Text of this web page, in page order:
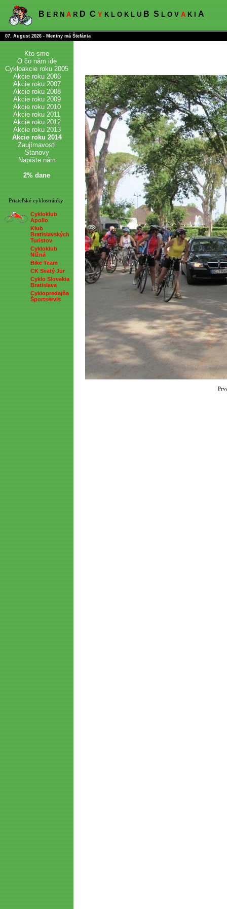
B E R N A R D C Y K L O K L U B S L O V A K I A
07. August 2026 - Meniny má Štefánia
Kto sme
O čo nám ide
Cykloakcie roku 2005
Akcie roku 2006
Akcie roku 2007
Akcie roku 2008
Akcie roku 2009
Akcie roku 2010
Akcie roku 2011
Akcie roku 2012
Akcie roku 2013
Akcie roku 2014
Zaujímavosti
Stanovy
Napíšte nám
2% dane
Priateľské cyklostránky:
Cykloklub
Apollo
Klub
Bratislavských
Turistov
Cykloklub
Nižná
Bike Team
CK Svätý Jur
Cyklo Slovakia
Bratislava
Cyklopredajňa
Športservis